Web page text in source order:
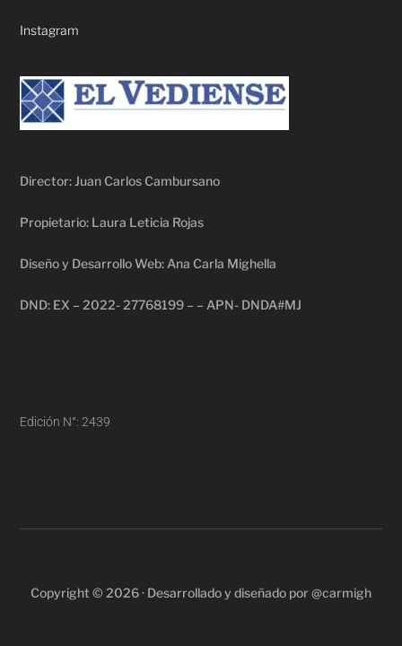
Instagram
Director: Juan Carlos Cambursano
Propietario: Laura Leticia Rojas
Diseño y Desarrollo Web: Ana Carla Mighella
DND: EX – 2022- 27768199 – – APN- DNDA#MJ
Edición N°: 2439
Copyright © 2026 · Desarrollado y diseñado por @carmigh